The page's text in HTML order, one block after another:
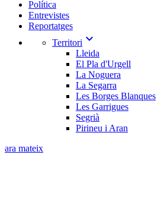
Política
Entrevistes
Reportatges
Territori expand_more
Lleida
El Pla d'Urgell
La Noguera
La Segarra
Les Borges Blanques
Les Garrigues
Segrià
Pirineu i Aran
ara mateix